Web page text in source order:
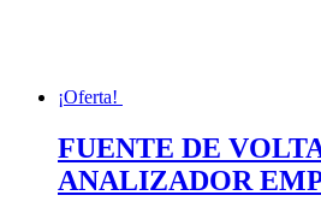
¡Oferta!
FUENTE DE
ANALIZADOR